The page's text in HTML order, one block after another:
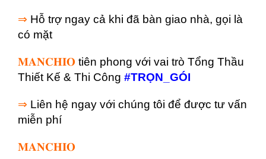
⇒ Hỗ trợ ngay cả khi đã bàn giao nhà, gọi là
có mặt
𝐌𝐀𝐍𝐂𝐇𝐈𝐎 tiên phong với vai trò Tổng Thầu
Thiết Kế & Thi Công #TRỌN_GÓI
⇒ Liên hệ ngay với chúng tôi để được tư vấn
miễn phí
𝐌𝐀𝐍𝐂𝐇𝐈𝐎